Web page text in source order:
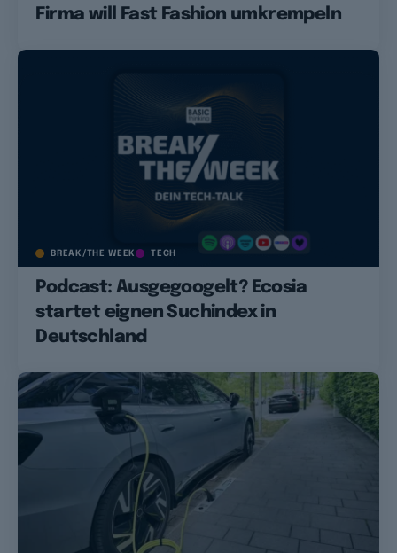
Firma will Fast Fashion umkrempeln
BREAK/THE WEEK TECH
Podcast: Ausgegoogelt? Ecosia
startet eignen Suchindex in
Deutschland